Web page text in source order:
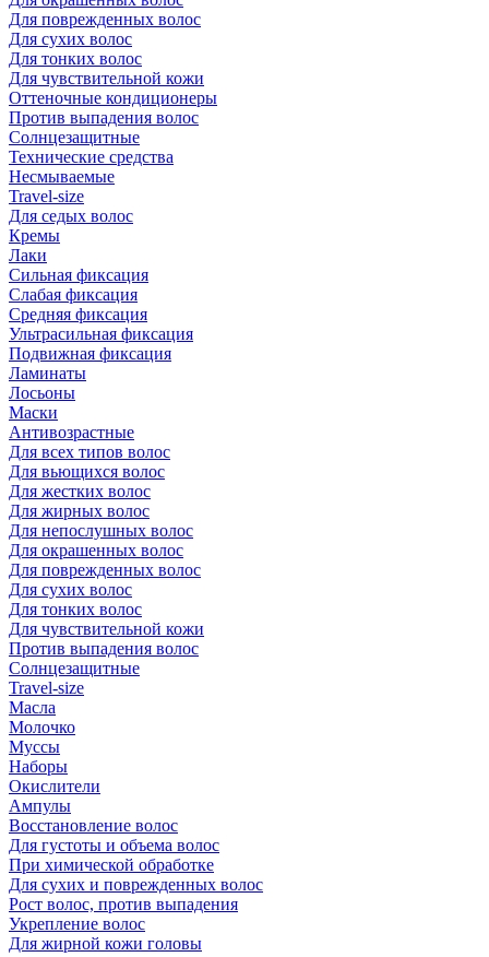
Для поврежденных волос
Для сухих волос
Для тонких волос
Для чувствительной кожи
Оттеночные кондиционеры
Против выпадения волос
Солнцезащитные
Технические средства
Несмываемые
Travel-size
Для седых волос
Кремы
Лаки
Сильная фиксация
Слабая фиксация
Средняя фиксация
Ультрасильная фиксация
Подвижная фиксация
Ламинаты
Лосьоны
Маски
Антивозрастные
Для всех типов волос
Для вьющихся волос
Для жестких волос
Для жирных волос
Для непослушных волос
Для окрашенных волос
Для поврежденных волос
Для сухих волос
Для тонких волос
Для чувствительной кожи
Против выпадения волос
Солнцезащитные
Travel-size
Масла
Молочко
Муссы
Наборы
Окислители
Ампулы
Восстановление волос
Для густоты и объема волос
При химической обработке
Для сухих и поврежденных волос
Рост волос, против выпадения
Укрепление волос
Для жирной кожи головы